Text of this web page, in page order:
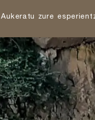
Aukeratu zure